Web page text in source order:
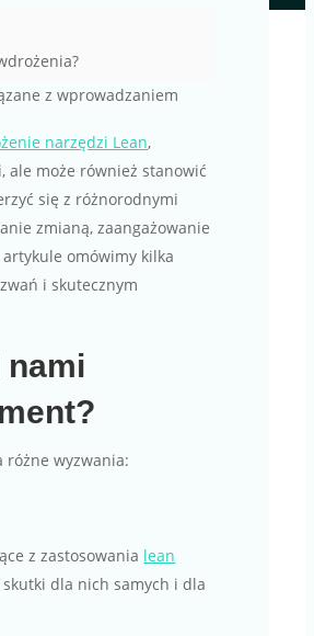
narzędzi Lean,
ale może również stanowić
się z różnorodnymi
zmianą, zaangażowanie
omówimy kilka
i skutecznym
nami
różne wyzwania:
z zastosowania lean
dla nich samych i dla